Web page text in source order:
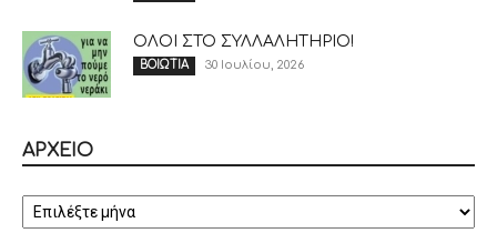
ΟΛΟΙ ΣΤΟ ΣΥΛΛΑΛΗΤΗΡΙΟ!
ΒΟΙΩΤΙΑ 30 Ιουλίου, 2026
ΑΡΧΕΙΟ